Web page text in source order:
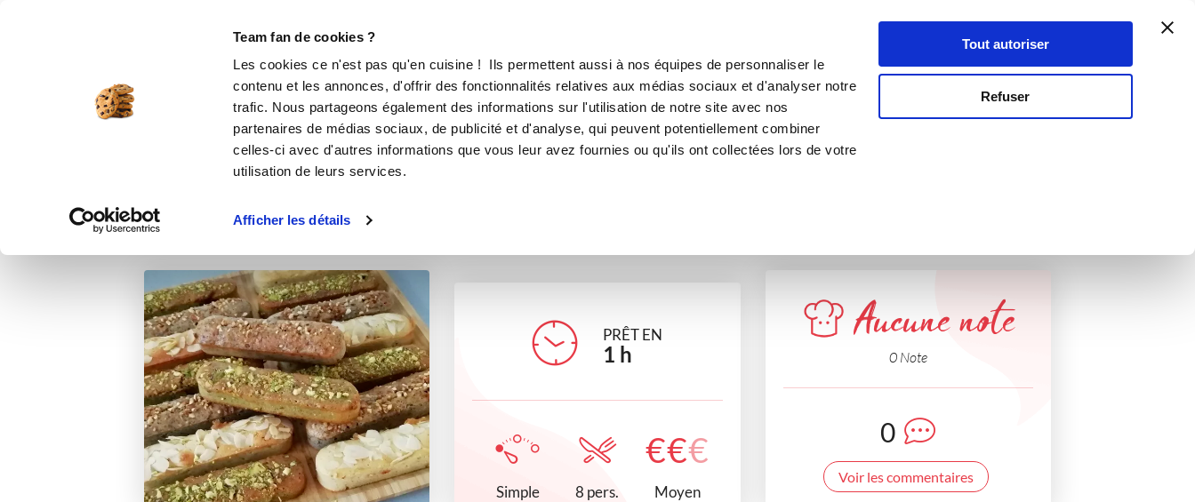
Team fan de cookies ?
Les cookies ce n'est pas qu'en cuisine ! Ils permettent aussi à nos équipes de personnaliser le
contenu et les annonces, d'offrir des fonctionnalités relatives aux médias sociaux et d'analyser notre
trafic. Nous partageons également des informations sur l'utilisation de notre site avec nos
partenaires de médias sociaux, de publicité et d'analyse, qui peuvent potentiellement combiner
celles-ci avec d'autres informations que vous leur avez fournies ou qu'ils ont collectées lors de votre
utilisation de leurs services.
Afficher les détails
Tout autoriser
Refuser
Se connecter
Mes Amours aux noisettes
desserts Tea time Sans gluten
PRÊT EN
1 h
Simple 8 pers.
€€€
Moyen
Aucune note
0 Note
0
Voir les commentaires